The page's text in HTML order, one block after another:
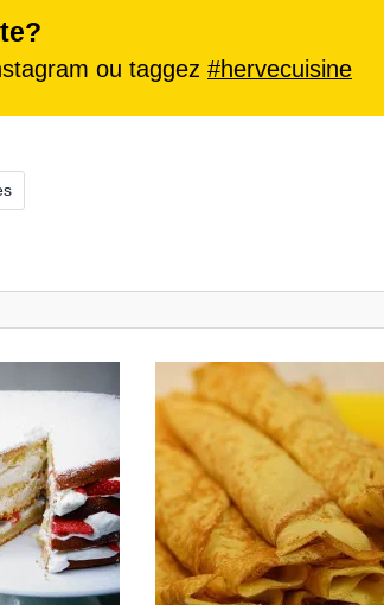
ou taggez #hervecuisine